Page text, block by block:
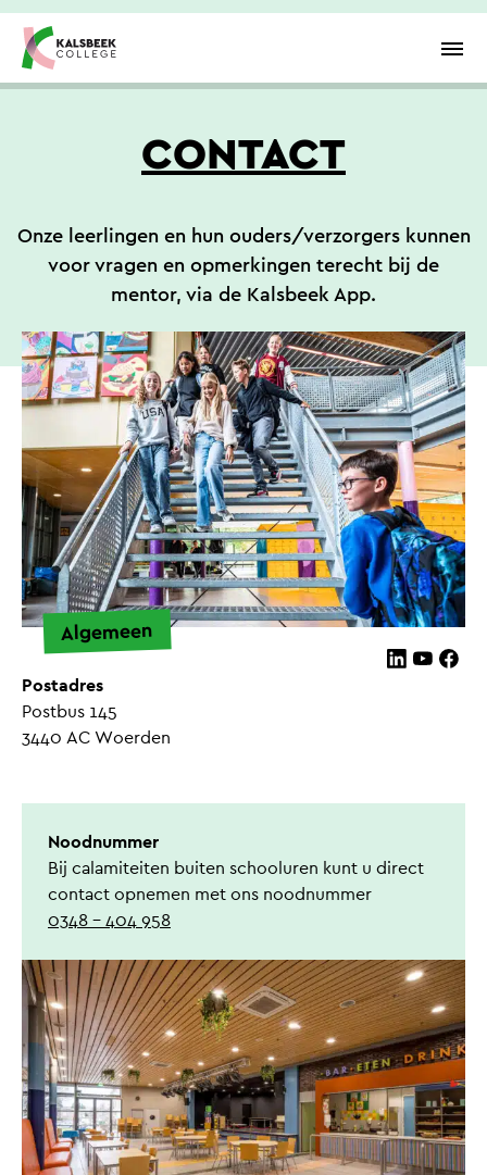
Overslaan en inhoud weergeven
CONTACT
Onze leerlingen en hun ouders/verzorgers kunnen
voor vragen en opmerkingen terecht bij de
mentor, via de Kalsbeek App.
Volg ons
VolgVolg
Postadres
Postbus 145
3440 AC Woerden
Noodnummer
Bij calamiteiten buiten schooluren kunt u direct
contact opnemen met ons noodnummer
0348 – 404 958
Algemeen